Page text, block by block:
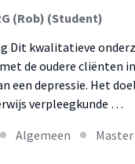
(Rob) (Student)
Dit kwalitatieve
de oudere cliënten
een depressie. Het
verpleegkunde …
Algemeen Master